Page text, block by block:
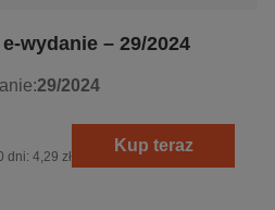
wydanie – 29/2024
29/2024
dni: 4,29 zł
Kup teraz